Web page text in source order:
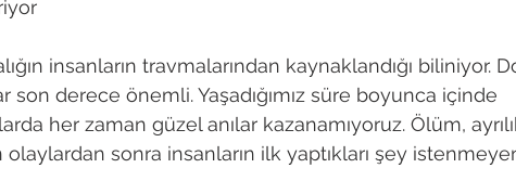
insanların travmalarından kaynaklandığı biliniyor.
son derece önemli. Yaşadığımız süre boyunca içinde
her zaman güzel anılar kazanamıyoruz. Ölüm,
olaylardan sonra insanların ilk yaptıkları şey